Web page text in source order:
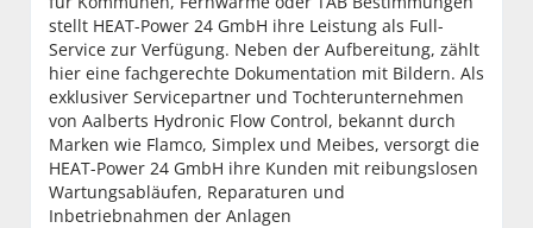
stellt HEAT-Power 24 GmbH ihre Leistung als Full-
Service zur Verfügung. Neben der Aufbereitung, zählt
hier eine fachgerechte Dokumentation mit Bildern. Als
exklusiver Servicepartner und Tochterunternehmen
von Aalberts Hydronic Flow Control, bekannt durch
Marken wie Flamco, Simplex und Meibes, versorgt die
HEAT-Power 24 GmbH ihre Kunden mit reibungslosen
Wartungsabläufen, Reparaturen und
Inbetriebnahmen der Anlagen